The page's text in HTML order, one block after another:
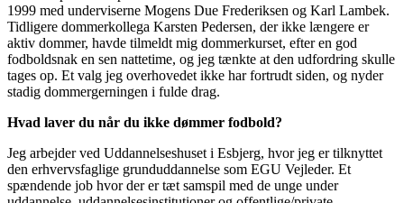
1999 med underviserne Mogens Due Frederiksen og Karl Lambek.
Tidligere dommerkollega Karsten Pedersen, der ikke længere er
aktiv dommer, havde tilmeldt mig dommerkurset, efter en god
fodboldsnak en sen nattetime, og jeg tænkte at den udfordring skulle
tages op. Et valg jeg overhovedet ikke har fortrudt siden, og nyder
stadig dommergerningen i fulde drag.
Hvad laver du når du ikke dømmer fodbold?
Jeg arbejder ved Uddannelseshuset i Esbjerg, hvor jeg er tilknyttet
den erhvervsfaglige grunduddannelse som EGU Vejleder. Et
spændende job hvor der er tæt samspil med de unge under